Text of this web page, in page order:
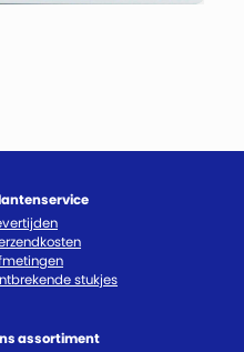
stukjes
assortiment